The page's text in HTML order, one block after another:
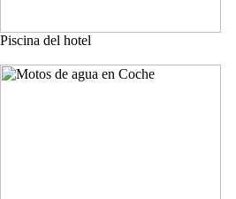
Piscina del hotel